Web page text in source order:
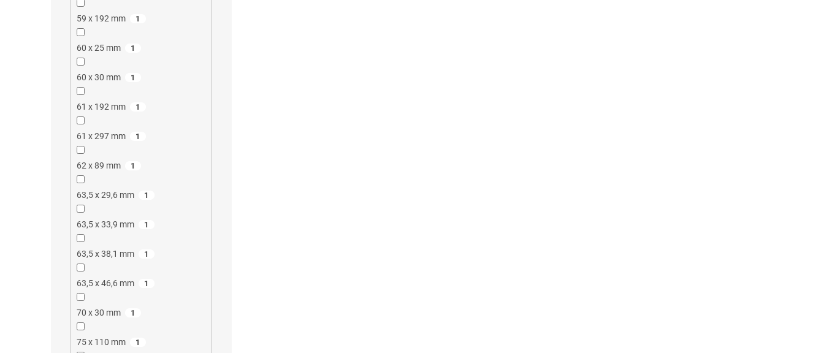
59 x 192 mm 1
60 x 25 mm 1
60 x 30 mm 1
61 x 192 mm 1
61 x 297 mm 1
62 x 89 mm 1
63,5 x 29,6 mm 1
63,5 x 33,9 mm 1
63,5 x 38,1 mm 1
63,5 x 46,6 mm 1
70 x 30 mm 1
75 x 110 mm 1